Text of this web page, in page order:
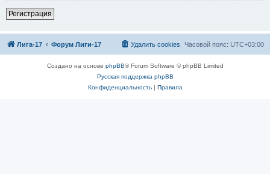
Регистрация
Лига-17 Форум Лиги-17 Часовой пояс: UTC+03:00
Удалить cookies
Создано на основе phpBB® Forum Software © phpBB Limited
Русская поддержка phpBB
Конфиденциальность| Правила